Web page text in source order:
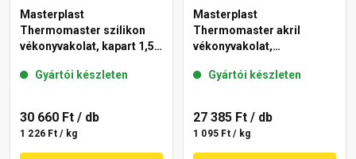
Masterplast
Thermomaster szilikon
vékonyvakolat, kapart 1,5
Gyártói készleten
30 660 Ft / db
1 226 Ft / kg
Masterplast
Thermomaster akril
vékonyvakolat,
15-D 25 kg
Gyártói készleten
27 385 Ft / db
1 095 Ft / kg